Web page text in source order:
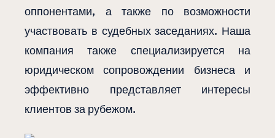
оппонентами, а также по возможности
участвовать в судебных заседаниях. Наша
компания также специализируется на
юридическом сопровождении бизнеса и
эффективно представляет интересы
клиентов за рубежом.